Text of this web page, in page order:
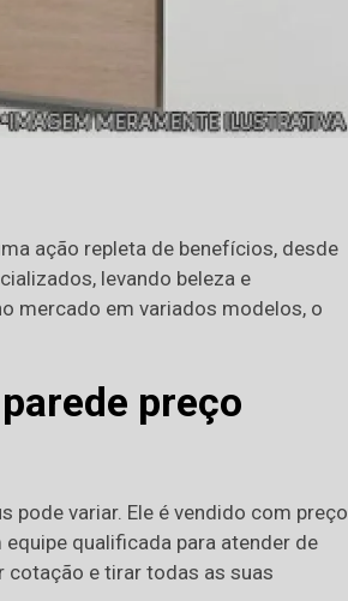
ação repleta de benefícios, desde
levando beleza e
mercado em variados modelos, o
preço
pode variar. Ele é vendido com preço
qualificada para atender de
cotação e tirar todas as suas